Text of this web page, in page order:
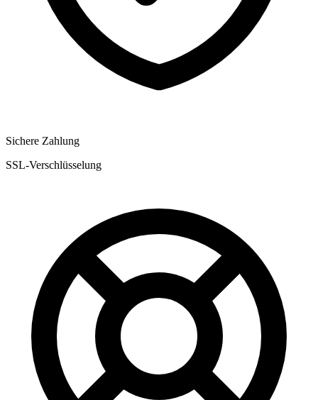
Sichere Zahlung
SSL-Verschlüsselung